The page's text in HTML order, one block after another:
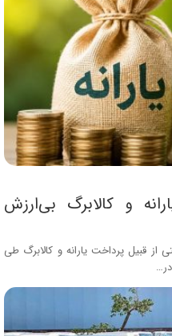
و کالابرگ بی‌ارزش
قبیل پرداخت یارانه و کالابرگ طی